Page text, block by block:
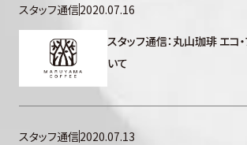
スタッフ通信2020.07.16
スタッフ通信：丸山珈琲 エコ
いて
スタッフ通信2020.07.13